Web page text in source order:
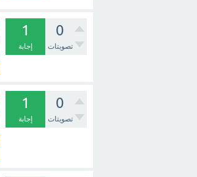
0
تصويتات
1
إجابة
0
تصويتات
1
إجابة